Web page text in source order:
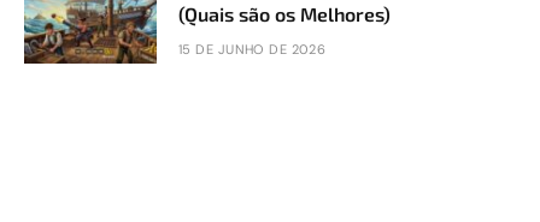
(Quais são os Melhores)
15 DE JUNHO DE 2026